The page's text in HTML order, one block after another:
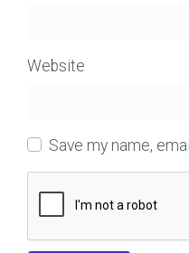
Website
Save my name,